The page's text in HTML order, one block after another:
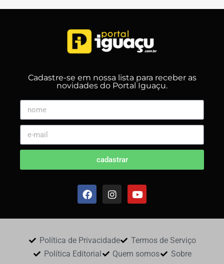
Cadastre-se em nossa lista para receber as
novidades do Portal Iguaçu.
cadastrar
Política de Privacidade
Termos de Serviço
Política Editorial
Quem somos
Sobre